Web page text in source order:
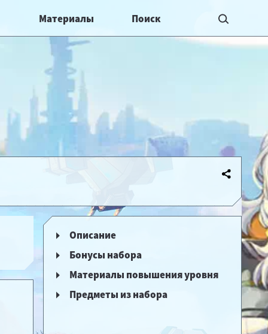
Материалы
Описание
Бонусы набора
Материалы повышения уровня
Предметы из набора